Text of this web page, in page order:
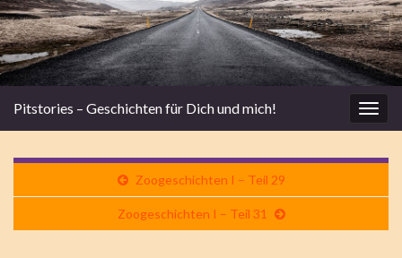
Pitstories – Geschichten für Dich und mich!
Zoogeschichten I – Teil 29
Zoogeschichten I – Teil 31